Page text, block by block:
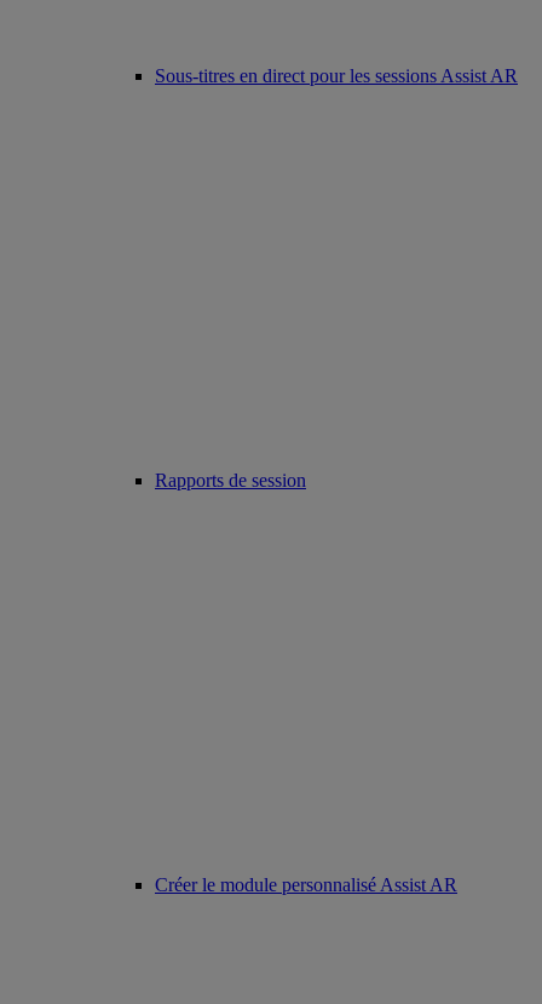
Sous-titres en direct pour les sessions Assist AR
Rapports de session
Créer le module personnalisé Assist AR